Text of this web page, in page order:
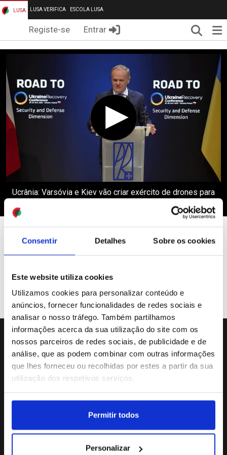
Consentir Detalhes Sobre os cookies
Este website utiliza cookies
Utilizamos cookies para personalizar conteúdo e
anúncios, fornecer funcionalidades de redes sociais e
analisar o nosso tráfego. Também partilhamos
informações acerca da sua utilização do site com os
nossos parceiros de redes sociais, de publicidade e de
análise, que as podem combinar com outras informações
que lhes forneceu ou recolhidas por estes a partir da sua
utilização dos respetivos serviços.
Permitir todos
Personalizar
LUSA LUSA VERIFICA ESCOLA LUSA
Registe-se Entrar
Ucrânia: Varsóvia e Kiev vão criar exército de drones para
Galeria de Vídeos
Sede da Agência
Rua Dr.João Couto Lote C
(+351) 217116500
Social